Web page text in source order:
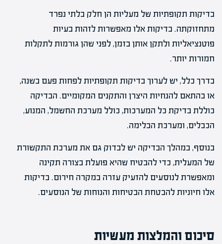
בדיקות תקופתיות של מעליות הן חלק בלתי נפרד
מתחזוקתה. בדיקות אלו מאפשרות לזהות בעיות
פוטנציאליות ולתקן אותן בזמן, לפני שהן גורמות לתקלות
חמורות יותר.
בדרך כלל, יש לערוך בדיקות תקופתיות לפחות פעם בשנה,
או בהתאם להנחיות היצרן והתקנים המקומיים. הבדיקה
כוללת בדיקת כל המערכות, כולל מערכת החשמל, המנוע,
הכבלים, ומערכת הבלימה.
בנוסף, במהלך הבדיקה יש לבדוק גם את מערכת התקשורת
של המעלית, כדי להבטיח שהיא פועלת בצורה תקינה
ומאפשרת לנוסעים להזעיק עזרה במקרה חירום. בדיקות
אלו חיוניות להבטחת הבטיחות והנוחות של הנוסעים.
סיכום והמלצות מעשיות